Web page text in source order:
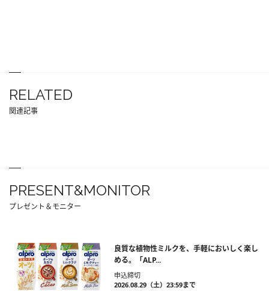
RELATED
関連記事
PRESENT&MONITOR
プレゼント＆モニター
良質な植物性ミルクを、手軽においしく楽し
める。「ALP...
申込締切
2026.08.29（土）23:59まで